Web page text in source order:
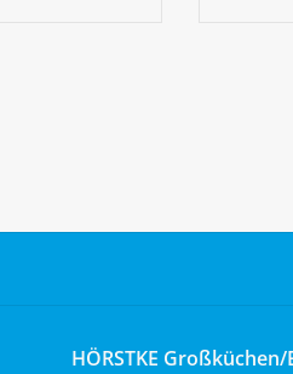
HÖRSTKE